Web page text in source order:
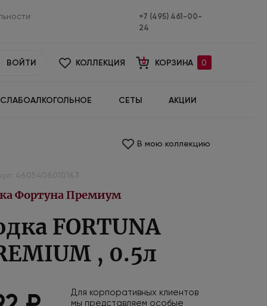
+7 (495) 461-00-
24
ВОЙТИ КОЛЛЕКЦИЯ КОРЗИНА 0
СЛАБОАЛКОГОЛЬНОЕ СЕТЫ АКЦИИ
В мою коллекцию
Фортуна Премиум
FORTUNA
, 0.5л
Для корпоративных клиентов
мы представляем особые